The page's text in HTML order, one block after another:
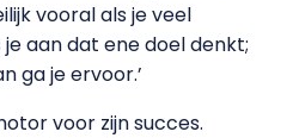
vooral als je veel
aan dat ene doel denkt;
ga je ervoor.’
voor zijn succes.